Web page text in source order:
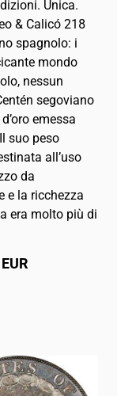
Unica.
& Calicó 218
spagnolo: i
mondo
nessun
segoviano
emessa
suo peso
all’uso
da
e la ricchezza
era molto più di